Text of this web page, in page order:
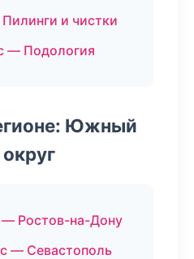
и чистки
— Подология
Южный
Ростов-на-Дону
— Севастополь